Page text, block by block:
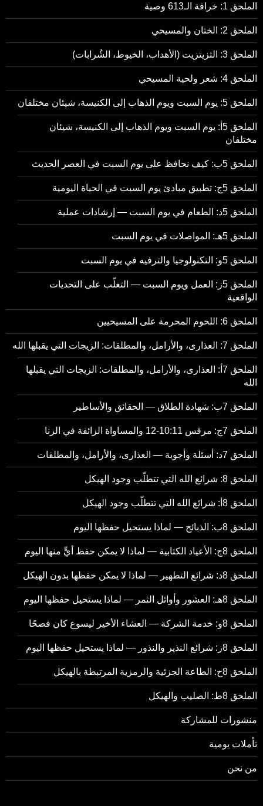
الملحق 1: خرافة الـ613 وصية
الملحق 2: الختان والمسيحي
الملحق 3: التزيتزيت (الأهداب، الخيوط، الشُرابات)
الملحق 4: شعر ولحية المسيحي
الملحق 5: يوم السبت ويوم الذهاب إلى الكنيسة، شيئان مختلفان
الملحق 5أ: يوم السبت ويوم الذهاب إلى الكنيسة، شيئان
مختلفان
الملحق 5ب: كيف نحافظ على يوم السبت في العصر الحديث
الملحق 5ج: تطبيق مبادئ يوم السبت في الحياة اليومية
الملحق 5د: الطعام في يوم السبت — إرشادات عملية
الملحق 5هـ: المواصلات في يوم السبت
الملحق 5و: التكنولوجيا والترفيه في يوم السبت
الملحق 5ز: العمل ويوم السبت — التغلّب على التحديات
الواقعية
الملحق 6: اللحوم المحرمة على المسيحيين
الملحق 7: العذارى، والأرامل، والمطلقات: الزيجات التي يقبلها الله
الملحق 7أ: العذارى، والأرامل، والمطلقات: الزيجات التي يقبلها
الله
الملحق 7ب: شهادة الطلاق — الحقائق والأساطير
الملحق 7ج: مرقس 10:11-12 والمساواة الزائفة في الزنا
الملحق 7د: أسئلة وأجوبة — العذارى، والأرامل، والمطلقات
الملحق 8: شرائع الله التي تتطلّب وجود الهيكل
الملحق 8أ: شرائع الله التي تتطلّب وجود الهيكل
الملحق 8ب: الذبائح — لماذا يستحيل حفظها اليوم
الملحق 8ج: الأعياد الكتابية — لماذا لا يمكن حفظ أيٍّ منها اليوم
الملحق 8د: شرائع التطهير — لماذا لا يمكن حفظها بدون الهيكل
الملحق 8هـ: العشور وأوائل الثمر — لماذا يستحيل حفظها اليوم
الملحق 8و: خدمة الشركة — العشاء الأخير ليسوع كان فصحًا
الملحق 8ز: شرائع النذير والنذور — لماذا يستحيل حفظها اليوم
الملحق 8ح: الطاعة الجزئية والرمزية المرتبطة بالهيكل
الملحق 8ط: الصليب والهيكل
منشورات للمشاركة
تأملات يومية
من نحن